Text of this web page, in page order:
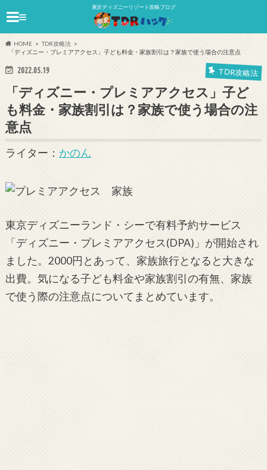
東京ディズニーリゾート攻略ブログ
≡
HOME
TDR攻略法
「ディズニー・プレミアアクセス」子ども料金・家族割引は？家族で使う場合の注意点
2022.05.19 TDR攻略法
「ディズニー・プレミアアクセス」子ど
も料金・家族割引は？家族で使う場合の注
意点
ライター： かのん
東京ディズニーランド・シーで有料予約サービス
「ディズニー・プレミアアクセス(DPA)」が開始され
ました。2000円とあって、家族旅行となると大きな
出費。気になる子ども料金や家族割引の有無、家族
で使う際の注意点についてまとめています。